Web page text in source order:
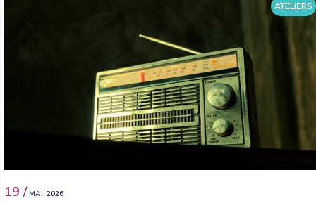
ATELIERS
19 / MAI. 2026